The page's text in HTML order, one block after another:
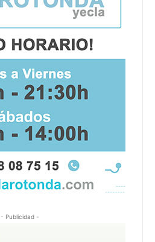
- Publicidad -